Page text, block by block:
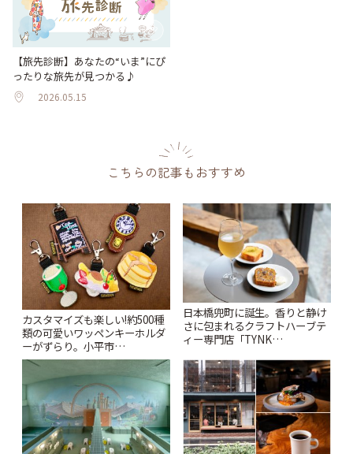
【旅先診断】あなたの“いま”にぴ
ったりな旅先が見つかる♪
2026.05.15
こちらの記事もおすすめ
カスタマイズも楽しい!約500種
類の可愛いワッペンキーホルダ
ーがずらり。小平市
「Kimamaya T&K」 | ことりっ
日本橋兜町に誕生。香りと静け
さに包まれるクラフトハーブテ
ィー専門店「TYNK